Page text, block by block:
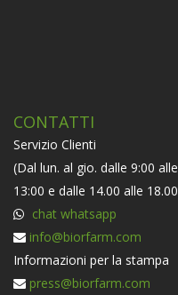
CONTATTI
Servizio Clienti
(Dal lun. al gio. dalle 9:00 alle
13:00 e dalle 14.00 alle
chat whatsapp
info@biorfarm.com
Informazioni per la stampa
press@biorfarm.com